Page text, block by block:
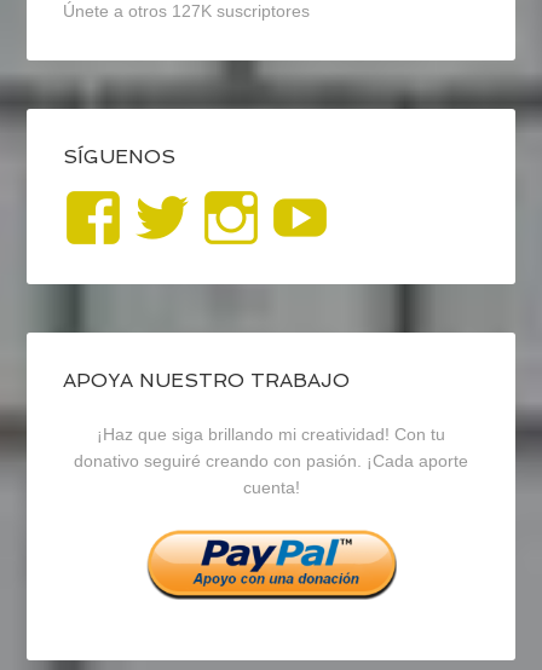
Únete a otros 127K suscriptores
SÍGUENOS
Ver
perfil
de
blogrecursosep
en
Facebook
Ver
perfil
de
recursosep
en
Twitter
Ver
perfil
de
recursosep
en
Instagram
APOYA NUESTRO TRABAJO
¡Haz que siga brillando mi creatividad! Con tu
donativo seguiré creando con pasión. ¡Cada aporte
cuenta!